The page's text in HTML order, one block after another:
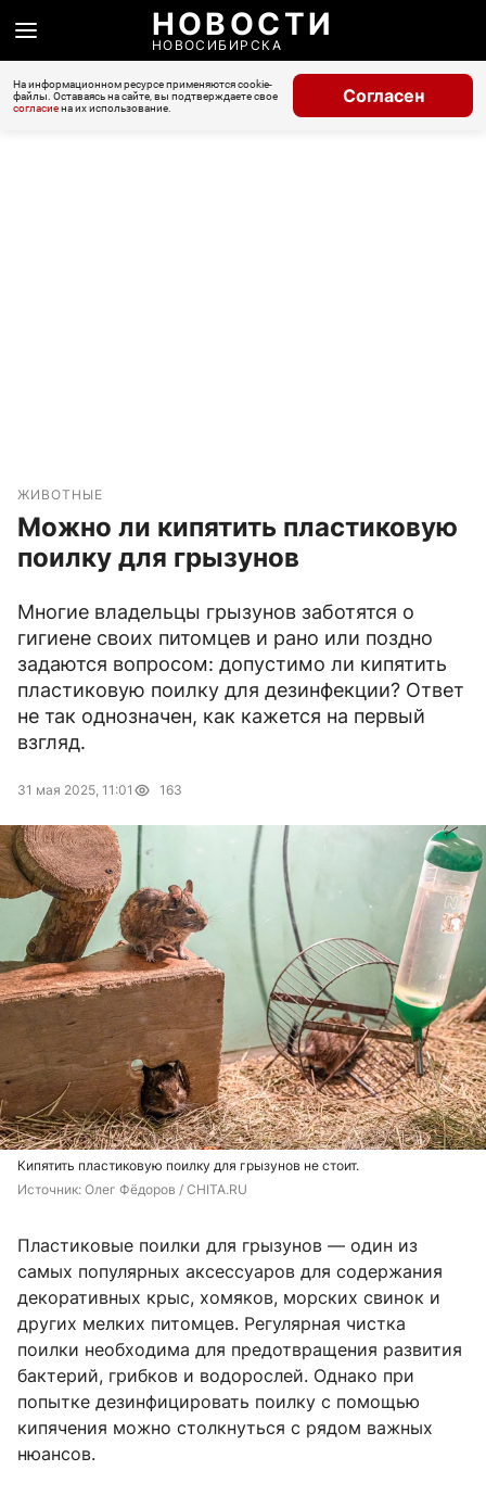
НОВОСТИ
НОВОСИБИРСКА
На информационном ресурсе применяются cookie-
файлы. Оставаясь на сайте, вы подтверждаете свое
согласиена их использование.
Согласен
ЖИВОТНЫЕ
Можно ли кипятить пластиковую
поилку для грызунов
Многие владельцы грызунов заботятся о
гигиене своих питомцев и рано или поздно
задаются вопросом: допустимо ли кипятить
пластиковую поилку для дезинфекции? Ответ
не так однозначен, как кажется на первый
взгляд.
31 мая 2025, 11:01 163
Кипятить пластиковую поилку для грызунов не стоит.
Источник: Олег Фёдоров / CHITA.RU
Пластиковые поилки для грызунов — один из
самых популярных аксессуаров для содержания
декоративных крыс, хомяков, морских свинок и
других мелких питомцев. Регулярная чистка
поилки необходима для предотвращения развития
бактерий, грибков и водорослей. Однако при
попытке дезинфицировать поилку с помощью
кипячения можно столкнуться с рядом важных
нюансов.